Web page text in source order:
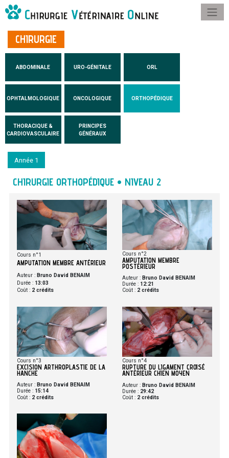
CHIRURGIE
ABDOMINALE URO-GÉNITALE ORL
OPHTALMOLOGIQUE ONCOLOGIQUE ORTHOPÉDIQUE
THORACIQUE &
CARDIOVASCULAIRE
PRINCIPES
GÉNÉRAUX
Année 1
CHIRURGIE ORTHOPÉDIQUE • NIVEAU 2
Cours n°1
AMPUTATION MEMBRE ANTÉRIEUR
Auteur : Bruno David BENAIM
Durée : 13:03
Coût : 2 crédits
Cours n°2
AMPUTATION MEMBRE
POSTÉRIEUR
Auteur : Bruno David BENAIM
Durée : 12:21
Coût : 2 crédits
Cours n°3
EXCISION ARTHROPLASTIE DE LA
HANCHE
Auteur : Bruno David BENAIM
Durée : 15:14
Coût : 2 crédits
Cours n°4
RUPTURE DU LIGAMENT CROISÉ
ANTÉRIEUR CHIEN MOYEN
Auteur : Bruno David BENAIM
Durée : 29:42
Coût : 2 crédits